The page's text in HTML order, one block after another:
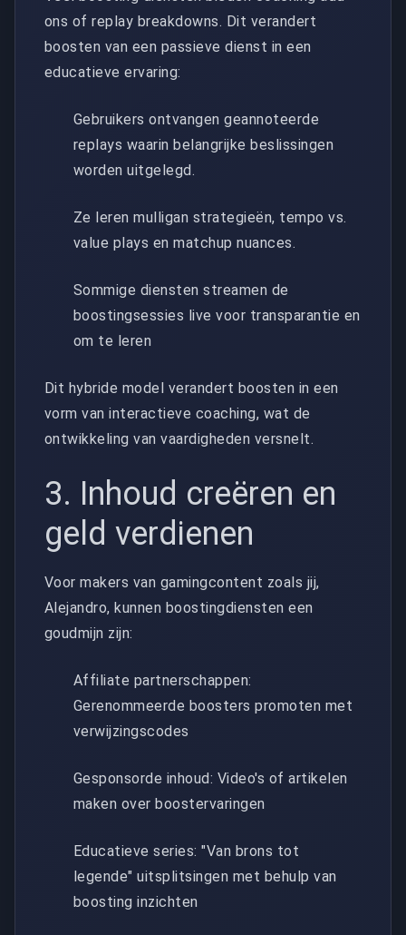
ons of replay breakdowns. Dit verandert
boosten van een passieve dienst in een
educatieve ervaring:
Gebruikers ontvangen geannoteerde
replays waarin belangrijke beslissingen
worden uitgelegd.
Ze leren mulligan strategieën, tempo vs.
value plays en matchup nuances.
Sommige diensten streamen de
boostingsessies live voor transparantie en
om te leren
Dit hybride model verandert boosten in een
vorm van interactieve coaching, wat de
ontwikkeling van vaardigheden versnelt.
3. Inhoud creëren en
geld verdienen
Voor makers van gamingcontent zoals jij,
Alejandro, kunnen boostingdiensten een
goudmijn zijn:
Affiliate partnerschappen:
Gerenommeerde boosters promoten met
verwijzingscodes
Gesponsorde inhoud: Video's of artikelen
maken over boostervaringen
Educatieve series: "Van brons tot
legende" uitsplitsingen met behulp van
boosting inzichten